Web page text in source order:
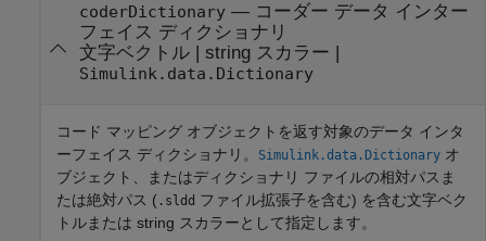
coderDictionary— コーダー データ インター
フェイス ディクショナリ
文字ベクトル| string スカラー |
Simulink.data.Dictionary
コード マッピング オブジェクトを返す対象のデータ インタ
ーフェイス ディクショナリ。
Simulink.data.Dictionary オ
ブジェクト、またはディクショナリ ファイルの相対パスま
たは絶対パス ( .sldd ファイル拡張子を含む) を含む文字ベク
トルまたは string スカラーとして指定します。